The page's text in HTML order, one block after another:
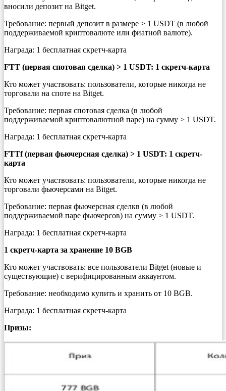
вносили депозит на Bitget.
Требование: первый депозит в размере > 1 USDT (в любой
поддерживаемой криптовалюте или фиатной валюте).
Награда: 1 бесплатная скретч-карта
FTT (первая спотовая сделка) > 1 USDT: 1 скретч-карта
Кто может участвовать: пользователи, которые никогда не
торговали на споте на Bitget.
Требование: первая спотовая сделка (в любой
поддерживаемой криптовалютной паре) на сумму > 1 USDT.
Награда: 1 бесплатная скретч-карта
FTTf(первая фьючерсная сделка) > 1 USDT: 1 скретч-
карта
Кто может участвовать: пользователи, которые никогда не
торговали фьючерсами на Bitget.
Требование: первая фьючерсная сделкв (в любой
поддерживаемой паре фьючерсов) на сумму > 1 USDT.
Награда: 1 бесплатная скретч-карта
1 скретч-карта за хранение 10 BGB
Кто может участвовать: все пользователи Bitget (новые и
существующие) с верифицированным аккаунтом.
Требование: необходимо купить и хранить от 10 BGB.
Награда: 1 бесплатная скретч-карта
Призы: